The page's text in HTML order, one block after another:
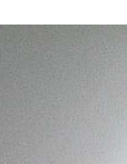
soluções FN